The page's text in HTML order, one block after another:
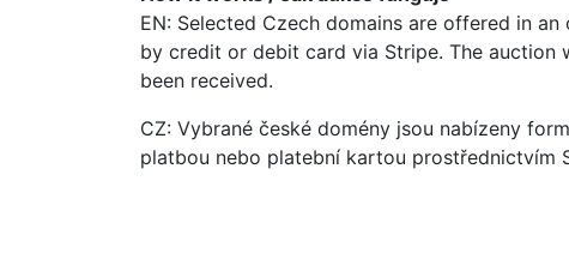
EN: Selected Czech domains are offered in
by credit or debit card via Stripe. The auction
been received.
CZ: Vybrané české domény jsou nabízeny
platbou nebo platební kartou prostřednictvím